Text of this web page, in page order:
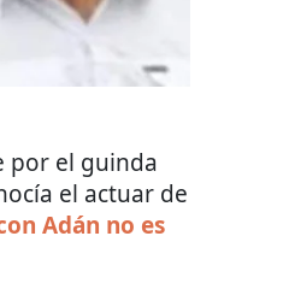
por el guinda
el actuar de
Adán no es